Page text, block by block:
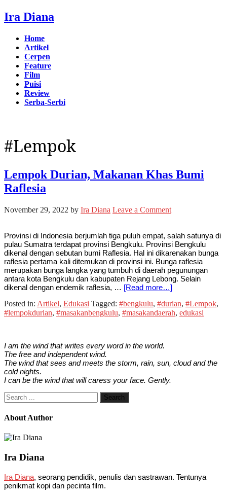
Ira Diana
Home
Artikel
Cerpen
Feature
Film
Puisi
Review
Serba-Serbi
#Lempok
Lempok Durian, Makanan Khas Bumi
Raflesia
November 29, 2022 by Ira Diana Leave a Comment
Provinsi di Indonesia berjumlah tiga puluh empat, salah satunya di
pulau Sumatra terdapat provinsi Bengkulu. Provinsi Bengkulu
dikenal dengan sebutan bumi Raflesia. Hal ini dikarenakan bunga
raflesia pertama kali ditemukan di provinsi ini. Bunga raflesia
merupakan bunga langka yang tumbuh di daerah pegunungan
antara kota Bengkulu dan kabupaten Rejang Lebong. Selain
dikenal dengan endemik raflesia, … [Read more…]
Posted in: Artikel, Edukasi Tagged: #bengkulu, #durian, #Lempok,
#lempokdurian, #masakanbengkulu, #masakandaerah, edukasi
I am the wind that writes every word in the world.
The free and independent wind.
The wind that sees and meets the storm, rain, sun, cloud and the
cold nights.
I can be the wind that will caress your face. Gently.
About Author
Ira Diana
Ira Diana, seorang pendidik, penulis dan sastrawan. Tentunya
penikmat kopi dan pecinta film.